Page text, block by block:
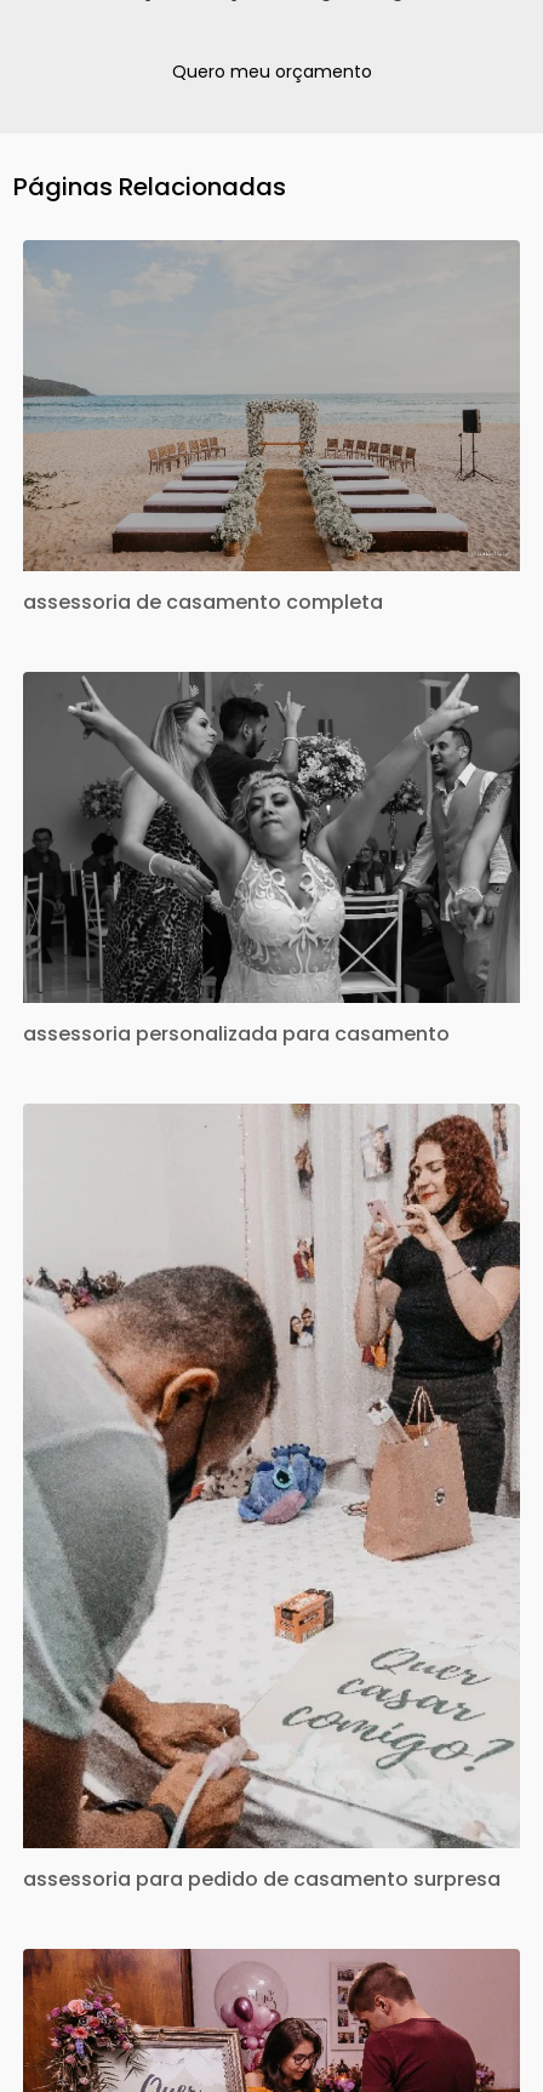
Quero meu orçamento
Páginas Relacionadas
assessoria de casamento completa
assessoria personalizada para casamento
assessoria para pedido de casamento surpresa